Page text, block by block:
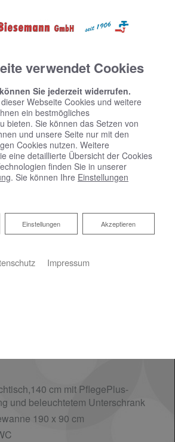
& Musterbäder»Komfort-Bad 15,9
15,9 ㎡
cm mit PflegePlus-
und beleuchtetem Unterschrank
190 x 90 cm
verwendet Cookies
Sie jederzeit widerrufen.
Webseite Cookies und weitere
ein bestmögliches
bieten. Sie können das Setzen von
und unsere Seite nur mit den
Cookies nutzen. Weitere
eine detaillierte Übersicht der Cookies
finden Sie in unserer
. Sie können Ihre Einstellungen
Akzeptieren
Einstellungen
Impressum